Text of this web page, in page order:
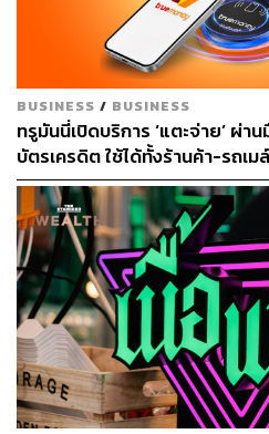
ABOUT
ถนัดกิจ จัน
Content
THE
ธุรกิจ การตล
โลกออฟไลน์
เคลื่อนไหวให้
ไอเดียใหม่ๆ
BUSINESS / BUSINESS
ทรูมันนี่เปิดบริการ ‘แตะจ่าย’ ผ่
บัตรเครดิต ใช้ได้ทั้งร้านค้า-รถเ
ใต้ดิน MRT ปลายปีนี้